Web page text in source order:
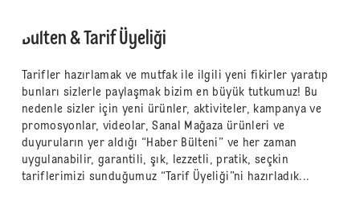
Bülten & Tarif Üyeliği
Tarifler hazırlamak ve mutfak ile ilgili yeni fikirler yaratıp
bunları sizlerle paylaşmak bizim en büyük tutkumuz! Bu
nedenle sizler için yeni ürünler, aktiviteler, kampanya ve
promosyonlar, videolar, Sanal Mağaza ürünleri ve
duyuruların yer aldığı “Haber Bülteni” ve her zaman
uygulanabilir, garantili, şık, lezzetli, pratik, seçkin
tariflerimizi sunduğumuz “Tarif Üyeliği”ni hazırladık...